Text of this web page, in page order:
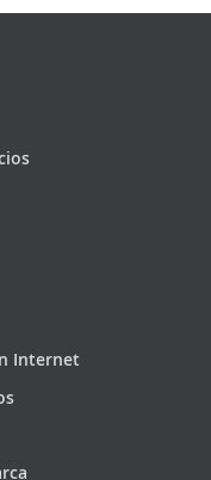
Internet